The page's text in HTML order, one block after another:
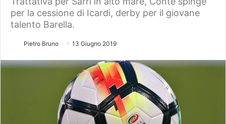
per la cessione di Icardi, derby per il giovane
talento Barella.
Pietro Bruno 13 Giugno 2019